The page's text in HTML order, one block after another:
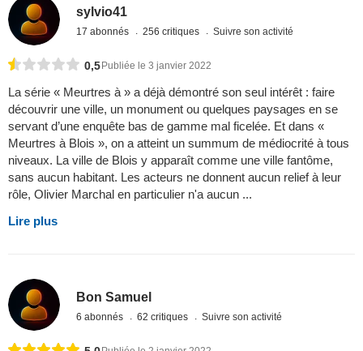
sylvio41
17 abonnés 256 critiques Suivre son activité
0,5Publiée le 3 janvier 2022
La série « Meurtres à » a déjà démontré son seul intérêt : faire
découvrir une ville, un monument ou quelques paysages en se
servant d’une enquête bas de gamme mal ficelée. Et dans «
Meurtres à Blois », on a atteint un summum de médiocrité à tous
niveaux. La ville de Blois y apparaît comme une ville fantôme,
sans aucun habitant. Les acteurs ne donnent aucun relief à leur
rôle, Olivier Marchal en particulier n'a aucun ...
Lire plus
Bon Samuel
6 abonnés 62 critiques Suivre son activité